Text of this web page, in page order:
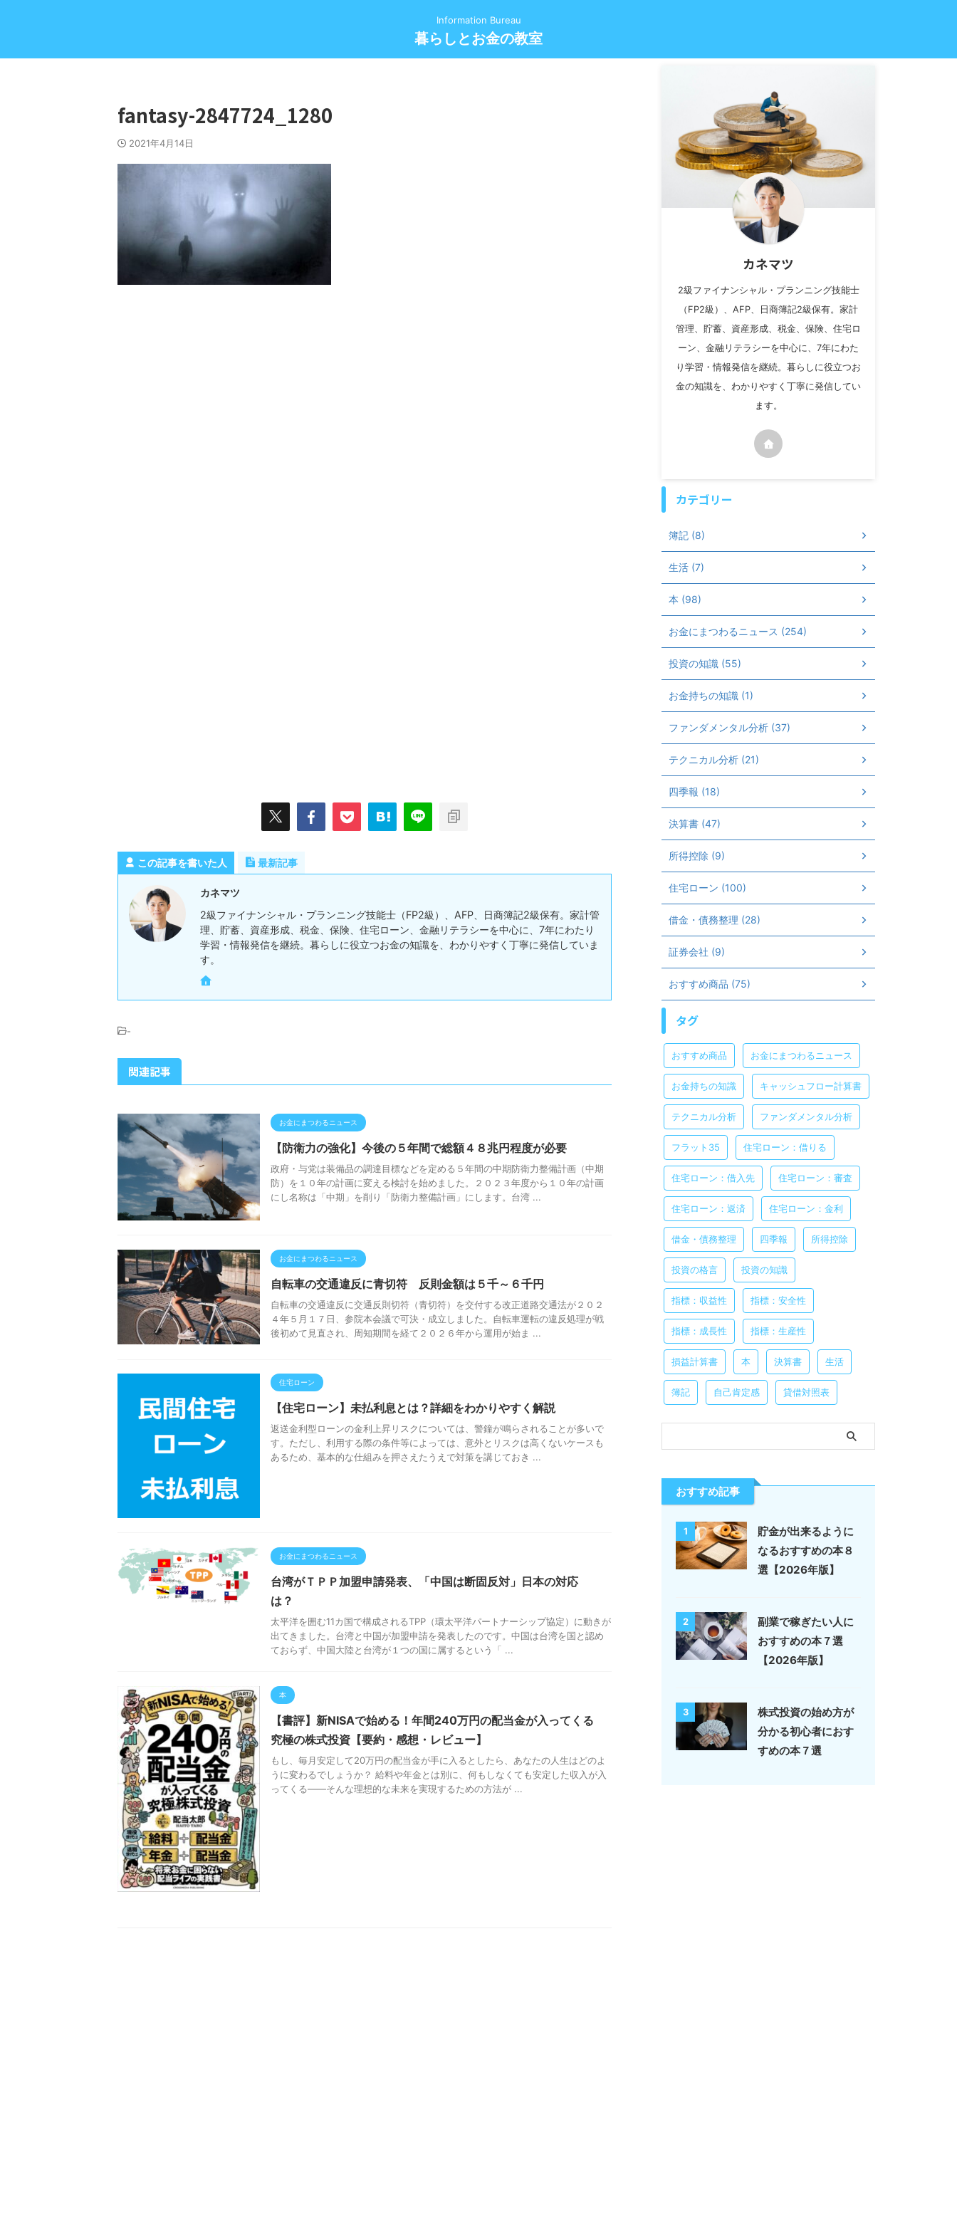
Information Bureau
暮らしとお金の教室
fantasy-2847724_1280
2021年4月14日
この記事を書いた人 最新記事
カネマツ
2級ファイナンシャル・プランニング技能士（FP2級）、AFP、日商簿記2級保有。家計管
理、貯蓄、資産形成、税金、保険、住宅ローン、金融リテラシーを中心に、7年にわたり
学習・情報発信を継続。暮らしに役立つお金の知識を、わかりやすく丁寧に発信していま
す。
-
関連記事
お金にまつわるニュース
【防衛力の強化】今後の５年間で総額４８兆円程度が必要
政府・与党は装備品の調達目標などを定める５年間の中期防衛力整備計画（中期
防）を１０年の計画に変える検討を始めました。２０２３年度から１０年の計画
にし名称は「中期」を削り「防衛力整備計画」にします。台湾 ...
お金にまつわるニュース
自転車の交通違反に青切符 反則金額は５千～６千円
自転車の交通違反に交通反則切符（青切符）を交付する改正道路交通法が２０２
４年５月１７日、参院本会議で可決・成立しました。自転車運転の違反処理が戦
後初めて見直され、周知期間を経て２０２６年から運用が始ま ...
住宅ローン
【住宅ローン】未払利息とは？詳細をわかりやすく解説
返送金利型ローンの金利上昇リスクについては、警鐘が鳴らされることが多いで
す。ただし、利用する際の条件等によっては、意外とリスクは高くないケースも
あるため、基本的な仕組みを押さえたうえで対策を講じておき ...
お金にまつわるニュース
台湾がＴＰＰ加盟申請発表、「中国は断固反対」日本の対応
は？
太平洋を囲む11カ国で構成されるTPP（環太平洋パートナーシップ協定）に動きが
出てきました。台湾と中国が加盟申請を発表したのです。中国は台湾を国と認め
ておらず、中国大陸と台湾が１つの国に属するという「 ...
本
【書評】新NISAで始める！年間240万円の配当金が入ってくる
究極の株式投資【要約・感想・レビュー】
もし、毎月安定して20万円の配当金が手に入るとしたら、あなたの人生はどのよ
うに変わるでしょうか？ 給料や年金とは別に、何もしなくても安定した収入が入
ってくる――そんな理想的な未来を実現するための方法が ...
カネマツ
2級ファイナンシャル・プランニング技能士
（FP2級）、AFP、日商簿記2級保有。家計
管理、貯蓄、資産形成、税金、保険、住宅ロ
ーン、金融リテラシーを中心に、7年にわた
り学習・情報発信を継続。暮らしに役立つお
金の知識を、わかりやすく丁寧に発信してい
ます。
カテゴリー
簿記 (8)
生活 (7)
本 (98)
お金にまつわるニュース (254)
投資の知識 (55)
お金持ちの知識 (1)
ファンダメンタル分析 (37)
テクニカル分析 (21)
四季報 (18)
決算書 (47)
所得控除 (9)
住宅ローン (100)
借金・債務整理 (28)
証券会社 (9)
おすすめ商品 (75)
タグ
おすすめ商品 お金にまつわるニュース
お金持ちの知識 キャッシュフロー計算書
テクニカル分析 ファンダメンタル分析
フラット35 住宅ローン：借りる
住宅ローン：借入先 住宅ローン：審査
住宅ローン：返済 住宅ローン：金利
借金・債務整理 四季報 所得控除
投資の格言 投資の知識
指標：収益性 指標：安全性
指標：成長性 指標：生産性
損益計算書 本 決算書 生活
簿記 自己肯定感 貸借対照表
おすすめ記事
1
貯金が出来るように
なるおすすめの本８
選【2026年版】
2
副業で稼ぎたい人に
おすすめの本７選
【2026年版】
3
株式投資の始め方が
分かる初心者におす
すめの本７選